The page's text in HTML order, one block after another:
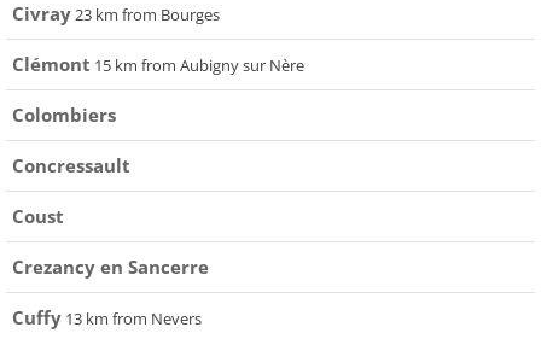
Civray23 km from Bourges
Clémont 15 km from Aubigny sur Nère
Colombiers
Concressault
Coust
Crezancy en Sancerre
Cuffy 13 km from Nevers